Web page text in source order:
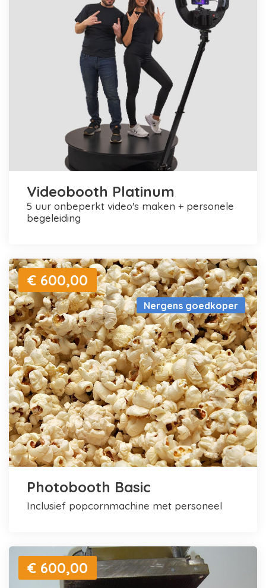
Videobooth Platinum
5 uur onbeperkt video's maken + personele
begeleiding
Nergens goedkoper
€ 600,00
Photobooth Basic
inclusief popcornmachine met personeel
€ 600,00